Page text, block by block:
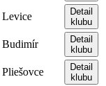
Levice
Detail
klubu
Budimír
Detail
klubu
Pliešovce
Detail
klubu